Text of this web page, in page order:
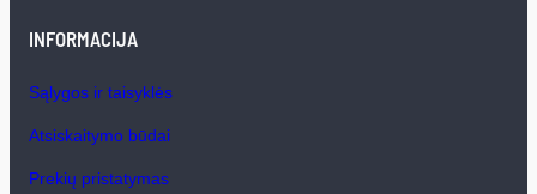
INFORMACIJA
Sąlygos ir taisyklės
Atsiskaitymo būdai
Prekių pristatymas